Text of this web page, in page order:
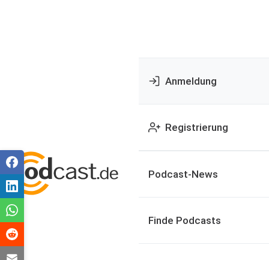
Anmeldung
Registrierung
Podcast-News
Finde Podcasts